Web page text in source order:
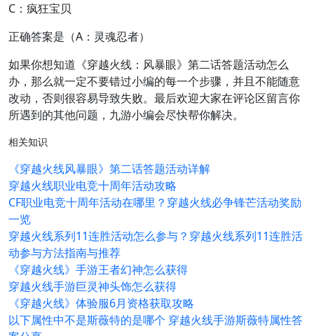
C：疯狂宝贝
正确答案是（A：灵魂忍者）
如果你想知道《穿越火线：风暴眼》第二话答题活动怎么
办，那么就一定不要错过小编的每一个步骤，并且不能随意
改动，否则很容易导致失败。最后欢迎大家在评论区留言你
所遇到的其他问题，九游小编会尽快帮你解决。
相关知识
《穿越火线风暴眼》第二话答题活动详解
穿越火线职业电竞十周年活动攻略
CF职业电竞十周年活动在哪里？穿越火线必争锋芒活动奖励
一览
穿越火线系列11连胜活动怎么参与？穿越火线系列11连胜活
动参与方法指南与推荐
《穿越火线》手游王者幻神怎么获得
穿越火线手游巨灵神头饰怎么获得
《穿越火线》体验服6月资格获取攻略
以下属性中不是斯薇特的是哪个 穿越火线手游斯薇特属性答